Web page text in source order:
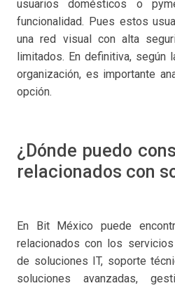
usuarios domésticos o
funcionalidad. Pues estos
una red visual con alta
limitados. En definitiva, según
organización, es importante
opción.
¿Dónde puedo
relacionados con
En Bit México puede
relacionados con los
de soluciones IT, soporte
soluciones avanzadas,